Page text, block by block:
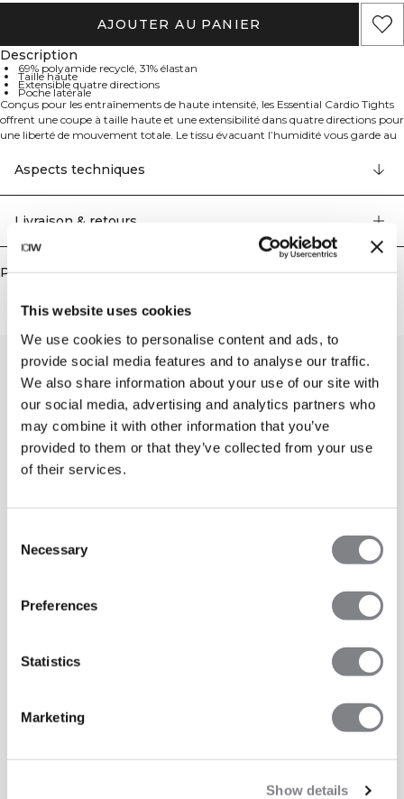
This website uses cookies
We use cookies to personalise content and ads, to
provide social media features and to analyse our traffic.
We also share information about your use of our site with
our social media, advertising and analytics partners who
may combine it with other information that you’ve
provided to them or that they’ve collected from your use
of their services.
Selection
Necessary
Preferences
Statistics
Marketing
Show details
AJOUTER AU PANIER
Description
69% polyamide recyclé, 31% élastan
Taille haute
Extensible quatre directions
Poche latérale
Conçus pour les entraînements de haute intensité, les Essential Cardio Tights
offrent une coupe à taille haute et une extensibilité dans quatre directions pour
une liberté de mouvement totale. Le tissu évacuant l’humidité vous garde au
une fonctionnalité pratique. Un incontournable qui allie performance et
confort. 69% Polyamide recyclé, 31% Élasthanne.
Aspects techniques
Livraison & retours
Produits similaires